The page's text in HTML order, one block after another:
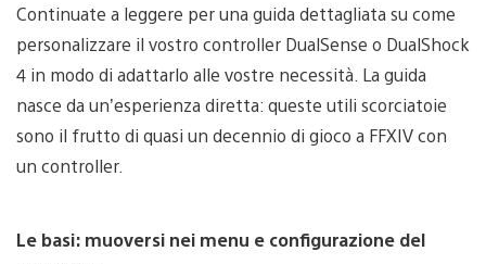
Continuate a leggere per una guida dettagliata su come
personalizzare il vostro controller DualSense o DualShock
4 in modo di adattarlo alle vostre necessità. La guida
nasce da un’esperienza diretta: queste utili scorciatoie
sono il frutto di quasi un decennio di gioco a FFXIV con
un controller.
Le basi: muoversi nei menu e configurazione del